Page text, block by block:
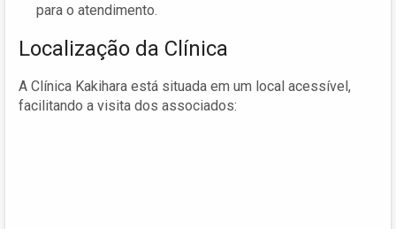
para o atendimento.
Localização da Clínica
A Clínica Kakihara está situada em um local acessível,
facilitando a visita dos associados: